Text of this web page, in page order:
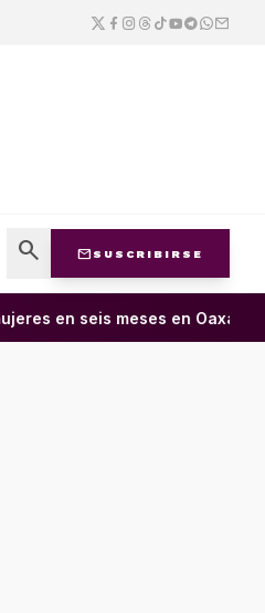
search mail SUSCRIBIRSE
en seis meses en Oaxaca;